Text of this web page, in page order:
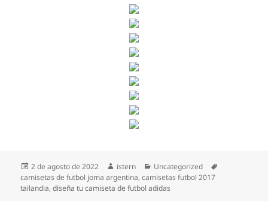
Publicado
el
2 de agosto de 2022 Autor
istern Categorías
Uncategorized
camisetas de futbol joma argentina,camisetas futbol 2017
tailandia,diseña tu camiseta de futbol adidas